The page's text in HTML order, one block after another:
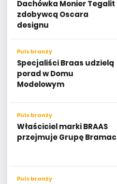
Dachówka Monier Tegalit
zdobywcą Oscara
designu
Puls branży
Specjaliści Braas udzielą
porad w Domu
Modelowym
Puls branży
Właściciel marki BRAAS
przejmuje Grupę Bramac
Puls branży